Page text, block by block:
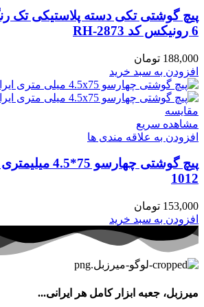
6 رونیکس کد RH-2873
188,000 تومان
افزودن به سبد خرید
مقایسه
مشاهده سریع
افزودن به علاقه مندی ها
1012
153,000 تومان
افزودن به سبد خرید
میرزبل، جعبه ابزار کامل هر ایرانی...